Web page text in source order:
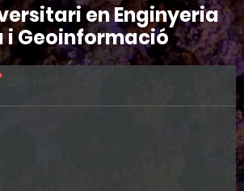
en Enginyeria
i Geoinformació